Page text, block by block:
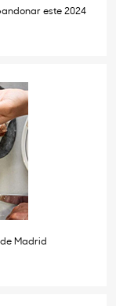
este 2024
Madrid